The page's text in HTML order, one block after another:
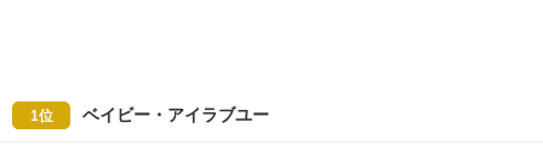
1位 ベイビー・アイラブユー